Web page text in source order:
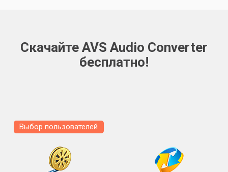
Скачайте AVS Audio Converter
бесплатно!
Выбор пользователей